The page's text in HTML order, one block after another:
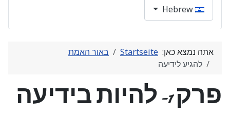
Hebrew
אתה נמצא כאן‫:‬ Startseite
באור האמת
להגיע לידיעה
פרק 1- להיות בידיעה